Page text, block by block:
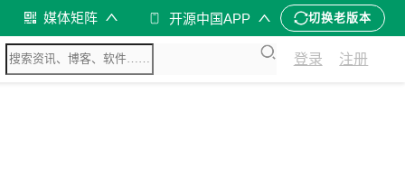
媒体矩阵 开源中国APP 切换老版本
登录 注册